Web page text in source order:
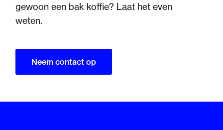
gewoon een bak koffie? Laat het even
weten.
Neem contact op